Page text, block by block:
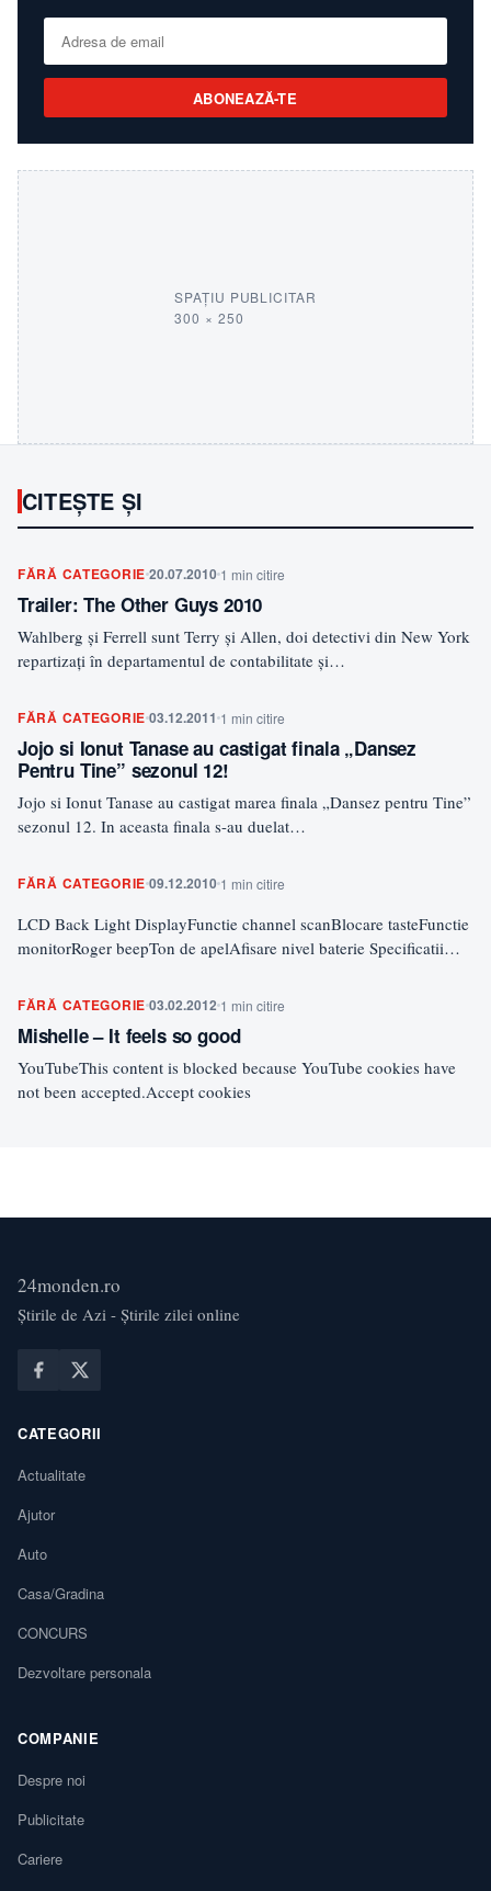
ABONEAZĂ-TE
SPAȚIU PUBLICITAR
300 × 250
CITEȘTE ȘI
FĂRĂ CATEGORIE20.07.2010 1 min citire
Trailer: The Other Guys 2010
Wahlberg şi Ferrell sunt Terry şi Allen, doi detectivi din New York
repartizaţi în departamentul de contabilitate şi…
FĂRĂ CATEGORIE03.12.2011 1 min citire
Jojo si Ionut Tanase au castigat finala „Dansez
Pentru Tine” sezonul 12!
Jojo si Ionut Tanase au castigat marea finala „Dansez pentru Tine”
sezonul 12. In aceasta finala s-au duelat…
FĂRĂ CATEGORIE09.12.2010 1 min citire
LCD Back Light DisplayFunctie channel scanBlocare tasteFunctie
monitorRoger beepTon de apelAfisare nivel baterie Specificatii
FĂRĂ CATEGORIE03.02.2012 1 min citire
Mishelle – It feels so good
YouTubeThis content is blocked because YouTube cookies have
not been accepted.Accept cookies
24monden.ro
Știrile de Azi - Știrile zilei online
CATEGORII
Actualitate
Ajutor
Auto
Casa/Gradina
CONCURS
Dezvoltare personala
COMPANIE
Despre noi
Publicitate
Cariere